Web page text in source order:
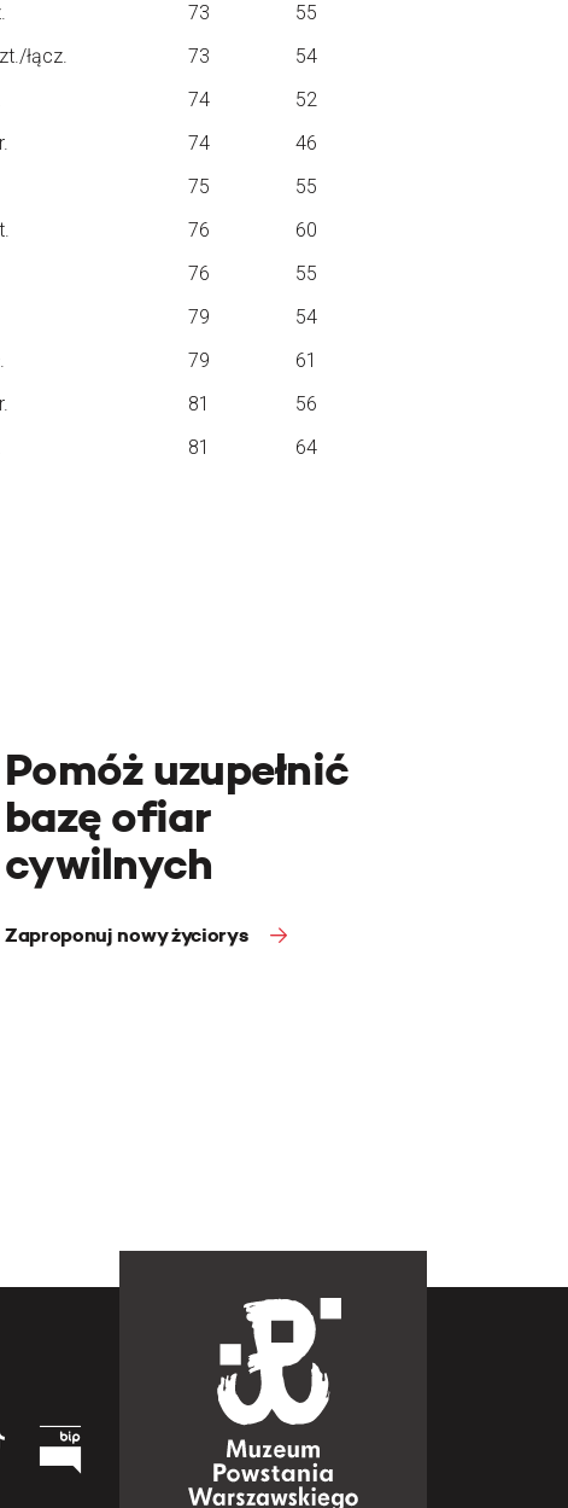
73
55
łącz. 73
54
74
52
74
46
75
55
76
60
76
55
79
54
79
61
81
56
81 64
Pomóż uzupełnić
bazę ofiar
cywilnych
Zaproponuj nowy życiorys